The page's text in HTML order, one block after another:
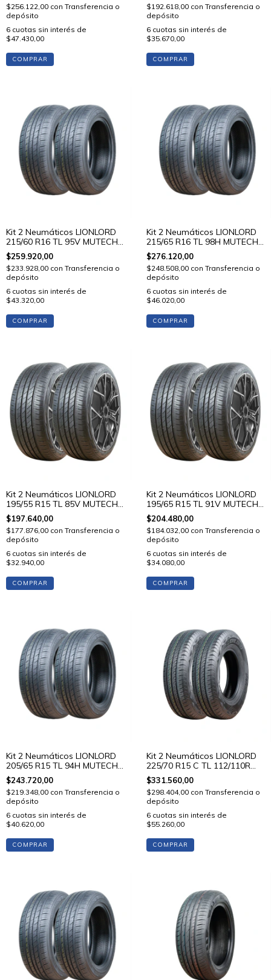
$256.122,00 con Transferencia o
depósito
6 cuotas sin interés de
$47.430,00
COMPRAR
$192.618,00 con Transferencia o
depósito
6 cuotas sin interés de
$35.670,00
COMPRAR
Kit 2 Neumáticos LIONLORD
215/60 R16 TL 95V MUTECH
H01
$259.920,00
$233.928,00 con Transferencia o
depósito
6 cuotas sin interés de
$43.320,00
COMPRAR
Kit 2 Neumáticos LIONLORD
215/65 R16 TL 98H MUTECH
H01
$276.120,00
$248.508,00 con Transferencia o
depósito
6 cuotas sin interés de
$46.020,00
COMPRAR
Kit 2 Neumáticos LIONLORD
195/55 R15 TL 85V MUTECH
H02
$197.640,00
$177.876,00 con Transferencia o
depósito
6 cuotas sin interés de
$32.940,00
COMPRAR
Kit 2 Neumáticos LIONLORD
195/65 R15 TL 91V MUTECH
H02
$204.480,00
$184.032,00 con Transferencia o
depósito
6 cuotas sin interés de
$34.080,00
COMPRAR
Kit 2 Neumáticos LIONLORD
205/65 R15 TL 94H MUTECH
H01
$243.720,00
$219.348,00 con Transferencia o
depósito
6 cuotas sin interés de
$40.620,00
COMPRAR
Kit 2 Neumáticos LIONLORD
225/70 R15 C TL 112/110R
VANSTAR C01
$331.560,00
$298.404,00 con Transferencia o
depósito
6 cuotas sin interés de
$55.260,00
COMPRAR